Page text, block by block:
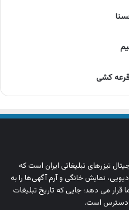
کشی
تیزرهای تبلیغاتی ایران است که
نمایش خانگی و آرم‌ آگهی‌ها را به‌
می‌ دهد؛ جایی که تاریخ تبلیغات
دسترس است.